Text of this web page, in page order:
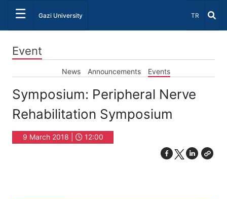
☰ Gazi University Select
TR
Event
News Announcements Events
Symposium: Peripheral Nerve
Rehabilitation Symposium
9 March 2018 | 12:00